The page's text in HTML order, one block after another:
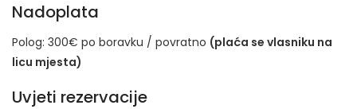
Nadoplata
Polog: 300€ po boravku / povratno (plaća se vlasniku na
licu mjesta)
Uvjeti rezervacije